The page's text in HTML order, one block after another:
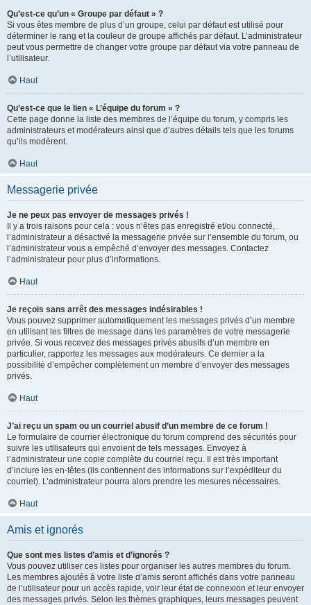
Qu’est-ce qu’un « Groupe par défaut » ?
Si vous êtes membre de plus d’un groupe, celui par défaut est utilisé pour
déterminer le rang et la couleur de groupe affichés par défaut. L’administrateur
peut vous permettre de changer votre groupe par défaut via votre panneau de
l’utilisateur.
Haut
Qu’est-ce que le lien « L’équipe du forum » ?
Cette page donne la liste des membres de l’équipe du forum, y compris les
administrateurs et modérateurs ainsi que d’autres détails tels que les forums
qu’ils modèrent.
Haut
Messagerie privée
Je ne peux pas envoyer de messages privés !
Il y a trois raisons pour cela : vous n’êtes pas enregistré et/ou connecté,
l’administrateur a désactivé la messagerie privée sur l’ensemble du forum, ou
l’administrateur vous a empêché d’envoyer des messages. Contactez
l’administrateur pour plus d’informations.
Haut
Je reçois sans arrêt des messages indésirables !
Vous pouvez supprimer automatiquement les messages privés d’un membre
en utilisant les filtres de message dans les paramètres de votre messagerie
privée. Si vous recevez des messages privés abusifs d’un membre en
particulier, rapportez les messages aux modérateurs. Ce dernier a la
possibilité d’empêcher complètement un membre d’envoyer des messages
privés.
Haut
J’ai reçu un spam ou un courriel abusif d’un membre de ce forum !
Le formulaire de courrier électronique du forum comprend des sécurités pour
suivre les utilisateurs qui envoient de tels messages. Envoyez à
l’administrateur une copie complète du courriel reçu. Il est très important
d’inclure les en-têtes (ils contiennent des informations sur l’expéditeur du
courriel). L’administrateur pourra alors prendre les mesures nécessaires.
Haut
Amis et ignorés
Que sont mes listes d’amis et d’ignorés ?
Vous pouvez utiliser ces listes pour organiser les autres membres du forum.
Les membres ajoutés à votre liste d’amis seront affichés dans votre panneau
de l’utilisateur pour un accès rapide, voir leur état de connexion et leur envoyer
des messages privés. Selon les thèmes graphiques, leurs messages peuvent